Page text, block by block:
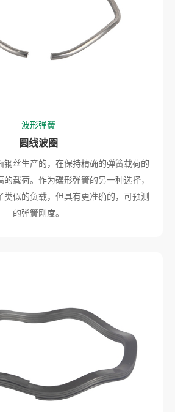
波形弹簧
圆线波圈
钢丝生产的，在保持精确的弹簧载荷的
的载荷。作为碟形弹簧的另一种选择，
类似的负载，但具有更准确的，可预测
的弹簧刚度。